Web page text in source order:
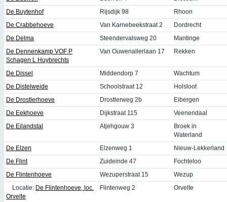
De Buytenhof
Rijsdijk 98
Rhoon
De Crabbehoeve
Van Karnebeekstraat 2
Dordrecht
De Delma
Steendervalsweg 20
Mantinge
De Dennenkamp VOF P
Schagen L Huybrechts
Van Ouwenallerlaan 17 Rekken
De Dissel Middendorp 7
Wachtum
De Distelweide
Schoolstraat 12
Holsloot
De Drostlerhoeve
Drostlerweg 2b
Eibergen
De Eekhoeve
Dijkstraat 115
Veenendaal
De Eilandstal
Atjehgouw 3
Broek in
Waterland
De Elzen
Elzenweg 1
Nieuw-Lekkerland
De Flint
Zuideinde 47
Fochteloo
De Flintenhoeve
Wezuperstraat 15
Wezup
Locatie: De Flintenhoeve, loc.
Orvelte
Flintenweg 2 Orvelte